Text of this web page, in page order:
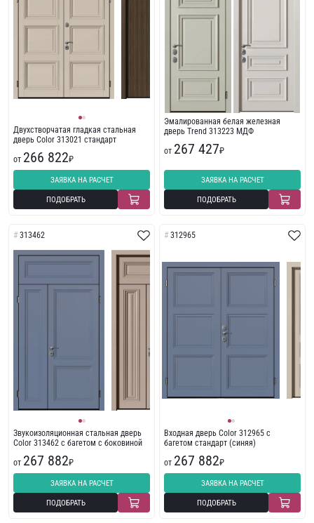
Двухстворчатая гладкая стальная
дверь Color 313021 стандарт
от 266 822₽
ЗАЯВКА НА РАСЧЕТ
ПОДОБРАТЬ
Эмалированная белая железная
дверь Trend 313223 МДФ
от 267 427₽
ЗАЯВКА НА РАСЧЕТ
ПОДОБРАТЬ
313462
Звукоизоляционная стальная дверь
Color 313462 с багетом с боковиной
от 267 882₽
ЗАЯВКА НА РАСЧЕТ
ПОДОБРАТЬ
312965
Входная дверь Color 312965 с
багетом стандарт (синяя)
от 267 882₽
ЗАЯВКА НА РАСЧЕТ
ПОДОБРАТЬ